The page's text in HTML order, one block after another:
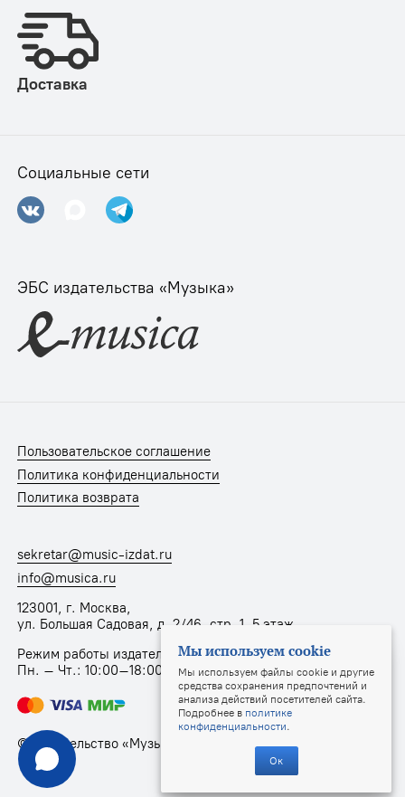
Доставка
Социальные сети
ЭБС издательства «Музыка»
Пользовательское соглашение
Политика конфиденциальности
Политика возврата
sekretar@music-izdat.ru
info@musica.ru
123001, г. Москва,
ул. Большая Садовая, д. 2/46, стр. 1, 5 этаж
Режим работы издательства:
Пн. – Чт.: 10:00–18:00, Пт.: 10:00–17:00
© Издательство «Музыка», 2025
Мы используем cookie
Мы используем файлы cookie и другие
средства сохранения предпочтений и
анализа действий посетителей сайта.
Подробнее в политике
конфиденциальности.
Ок